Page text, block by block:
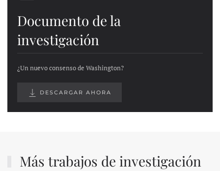
Documento de la
investigación
¿Un nuevo consenso de Washington?
DESCARGAR AHORA
Más trabajos de investigación